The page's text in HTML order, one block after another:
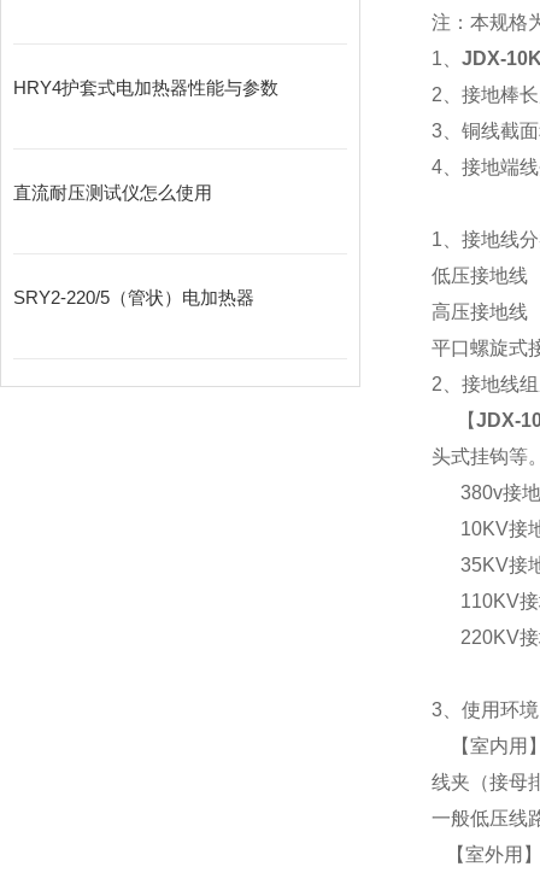
HRY4护套式电加热器性能与参数
直流耐压测试仪怎么使用
SRY2-220/5（管状）电加热器
注：本规格
1、 JDX-
2、接地棒
3、铜线截
4、接地端
1、接地线
低压接地线
高压接地线
平口螺旋式
2、接地线
【JDX-
头式挂钩等
380v接地
10KV接地
35KV接地
110KV接
220KV接
3、使用环
【室内用
线夹（接母
一般低压线
【室外用